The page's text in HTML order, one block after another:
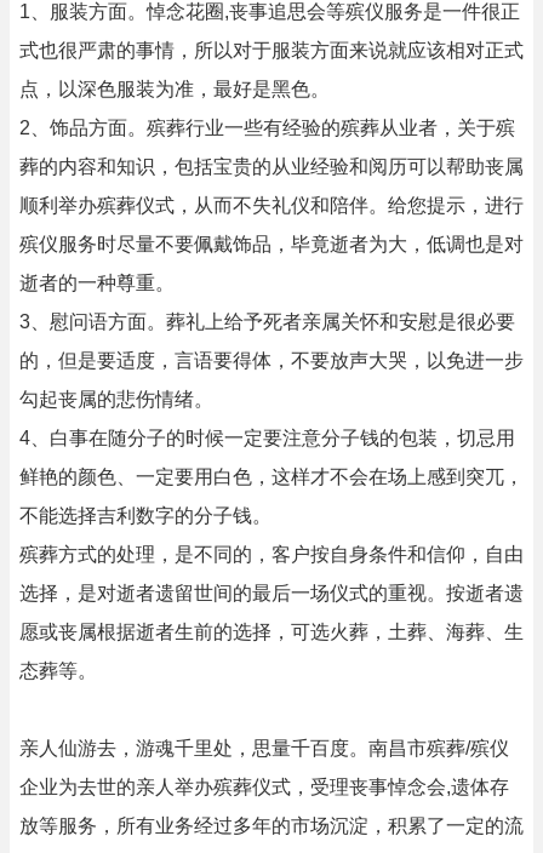
1、服装方面。悼念花圈,丧事追思会等殡仪服务是一件很正
式也很严肃的事情，所以对于服装方面来说就应该相对正式
点，以深色服装为准，最好是黑色。
2、饰品方面。殡葬行业一些有经验的殡葬从业者，关于殡
葬的内容和知识，包括宝贵的从业经验和阅历可以帮助丧属
顺利举办殡葬仪式，从而不失礼仪和陪伴。给您提示，进行
殡仪服务时尽量不要佩戴饰品，毕竟逝者为大，低调也是对
逝者的一种尊重。
3、慰问语方面。葬礼上给予死者亲属关怀和安慰是很必要
的，但是要适度，言语要得体，不要放声大哭，以免进一步
勾起丧属的悲伤情绪。
4、白事在随分子的时候一定要注意分子钱的包装，切忌用
鲜艳的颜色、一定要用白色，这样才不会在场上感到突兀，
不能选择吉利数字的分子钱。
殡葬方式的处理，是不同的，客户按自身条件和信仰，自由
选择，是对逝者遗留世间的最后一场仪式的重视。按逝者遗
愿或丧属根据逝者生前的选择，可选火葬，土葬、海葬、生
态葬等。
亲人仙游去，游魂千里处，思量千百度。南昌市殡葬/殡仪
企业为去世的亲人举办殡葬仪式，受理丧事悼念会,遗体存
放等服务，所有业务经过多年的市场沉淀，积累了一定的流